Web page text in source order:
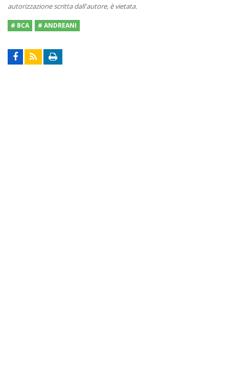
autorizzazione scritta dall'autore, è vietata.
# BCA # ANDREANI